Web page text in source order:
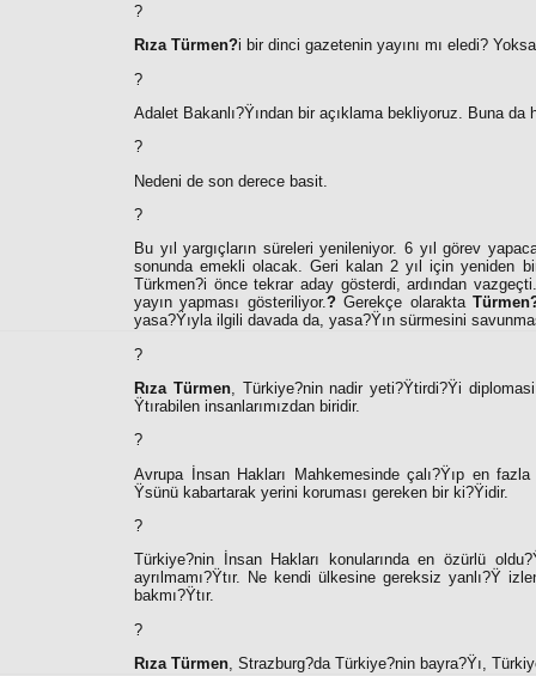
?
Rıza Türmen?i bir dinci gazetenin yayını mı eledi?
?
Adalet Bakanlı?Ÿından bir açıklama bekliyoruz. Buna da
?
Nedeni de son derece basit.
?
Bu yıl yargıçların süreleri yenileniyor. 6 yıl görev
sonunda emekli olacak. Geri kalan 2 yıl için yeniden
Türkmen?i önce tekrar aday gösterdi, ardından
yayın yapması gösteriliyor.?Gerekçe olarakta
yasa?Ÿıyla ilgili davada da, yasa?Ÿın sürmesini
?
Rıza Türmen, Türkiye?nin nadir yeti?Ÿtirdi?Ÿi
Ÿtırabilen insanlarımızdan biridir.
?
Avrupa İnsan Hakları Mahkemesinde çalı?Ÿıp en
Ÿsünü kabartarak yerini koruması gereken bir ki?Ÿidir.
?
Türkiye?nin İnsan Hakları konularında en özürlü
ayrılmamı?Ÿtır. Ne kendi ülkesine gereksiz yanlı?Ÿ
bakmı?Ÿtır.
?
Rıza Türmen , Strazburg?da Türkiye?nin bayra?Ÿı,